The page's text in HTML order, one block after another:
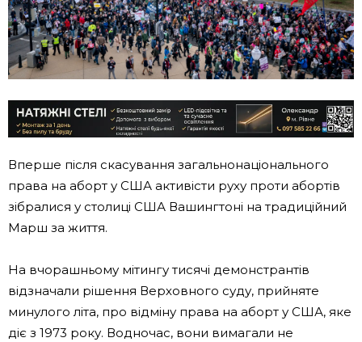
Вперше після скасування загальнонаціонального
права на аборт у США активісти руху проти абортів
зібралися у столиці США Вашингтоні на традиційний
Марш за життя.
На вчорашньому мітингу тисячі демонстрантів
відзначали рішення Верховного суду, прийняте
минулого літа, про відміну права на аборт у США, яке
діє з 1973 року. Водночас, вони вимагали не